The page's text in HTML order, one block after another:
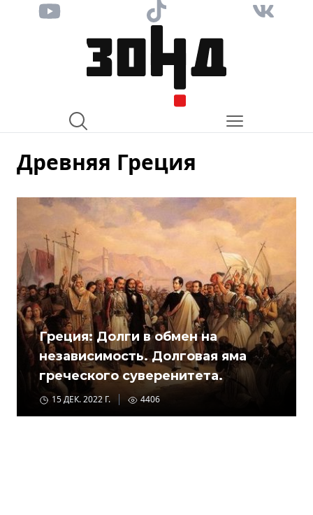
Древняя Греция
Греция: Долги в обмен на
независимость. Долговая яма
греческого суверенитета.
15 ДЕК. 2022 Г. 4406